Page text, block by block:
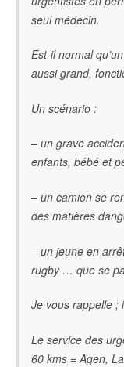
seul médecin.
Est-il normal
aussi grand,
Un scénario :
– un grave
enfants, bébé et
– un camion se
des matières
– un jeune en
rugby … que se
Je vous rappelle ;
Le service des
60 kms = Agen,